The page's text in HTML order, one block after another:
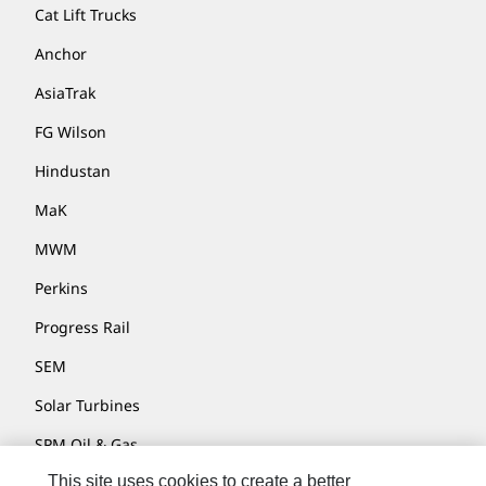
Cat Lift Trucks
Anchor
AsiaTrak
FG Wilson
Hindustan
MaK
MWM
Perkins
Progress Rail
SEM
Solar Turbines
SPM Oil & Gas
This site uses cookies to create a better